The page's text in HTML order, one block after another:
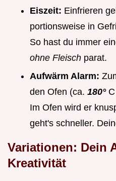
Eiszeit: Einfrieren
portionsweise in
So hast du immer
ohne Fleisch parat.
Aufwärm Alarm:
den Ofen (ca. 180°
Im Ofen wird er
geht's schneller.
Variationen: Dein
Kreativität